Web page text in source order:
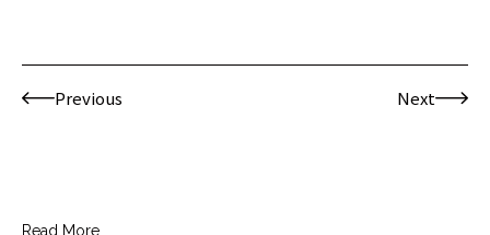
Previous Next
Read More